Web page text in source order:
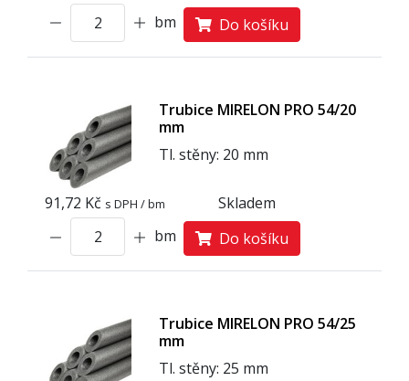
bm
Do košíku
Trubice MIRELON PRO 54/20
mm
Tl. stěny: 20 mm
91,72 Kč s DPH / bm
Skladem
bm
Do košíku
Trubice MIRELON PRO 54/25
mm
Tl. stěny: 25 mm